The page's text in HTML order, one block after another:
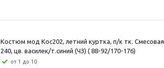
Костюм мод Кос202, летний куртка, п/к тк. Смесовая
240, цв. василек/т.синий (ЧЗ) ( 88-92/170-176)
от 1 до 10